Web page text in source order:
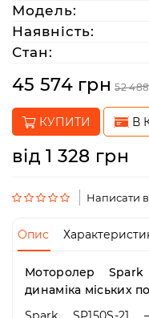
(063)
212
08
76
Режим
роботи:
Пт
-
19:00
10:00
-
Модель:
Наявність:
Стан:
45 574 грн 52
КУПИТИ В
від 1 328 грн
Написати
Опис
Моторолер
динаміка міських